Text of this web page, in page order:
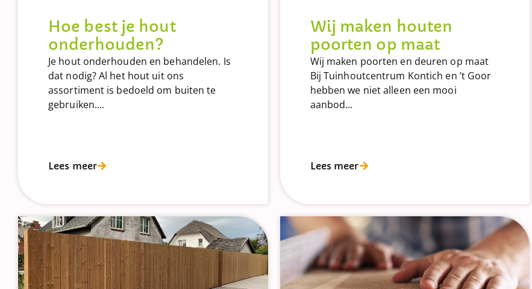
Hoe best je hout
onderhouden?
Je hout onderhouden en behandelen. Is
dat nodig? Al het hout uit ons
assortiment is bedoeld om buiten te
gebruiken....
Lees meer
Wij maken houten
poorten op maat
Wij maken poorten en deuren op maat
Bij Tuinhoutcentrum Kontich en ’t Goor
hebben we niet alleen een mooi
aanbod...
Lees meer